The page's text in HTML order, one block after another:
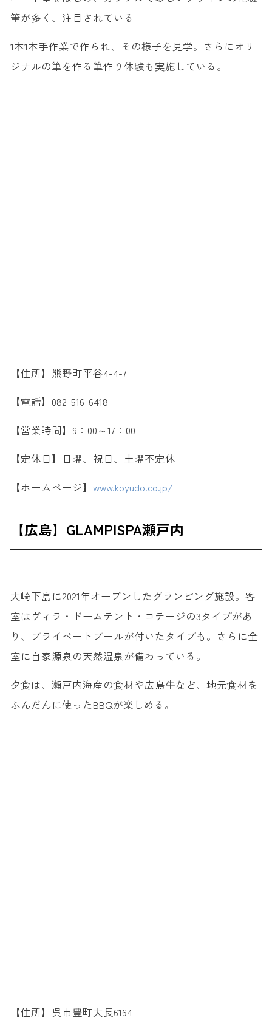
筆が多く、注目されている
1本1本手作業で作られ、その様子を見学。さらにオリ
ジナルの筆を作る筆作り体験も実施している。
【住所】熊野町平谷4-4-7
【電話】082-516-6418
【営業時間】9：00～17：00
【定休日】日曜、祝日、土曜不定休
【ホームページ】 www.koyudo.co.jp/
【広島】GLAMPISPA瀬戸内
大崎下島に2021年オープンしたグランピング施設。客
室はヴィラ・ドームテント・コテージの3タイプがあ
り、プライベートプールが付いたタイプも。さらに全
室に自家源泉の天然温泉が備わっている。
夕食は、瀬戸内海産の食材や広島牛など、地元食材を
ふんだんに使ったBBQが楽しめる。
【住所】呉市豊町大長6164